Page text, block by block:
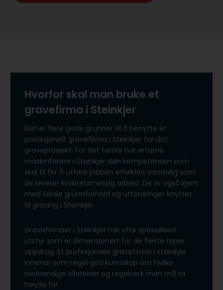
Hvorfor skal man bruke et
gravefirma i Steinkjer
Det er flere gode grunner til å benytte et
profesjonelt gravefirma i Steinkjer for ditt
graveprosjekt. For det første har erfarne
maskinførere i Steinkjer den kompetansen som
skal til for å utføre jobben effektivt samtidig som
de leverer kvalitetsmessig arbeid. De er også kjent
med lokale grunnforhold og utfordringer knyttet
til graving i Steinkjer.
Gravefirmaer i Steinkjer har ofte spesialisert
utstyr som er dimensjonert for de fleste typer
oppdrag. Et profesjonelle gravefirma i Steinkjer
innehar som regel god kunnskap om hvilke
nødvendige tillatelser og regelverk man må ta
høyde for.